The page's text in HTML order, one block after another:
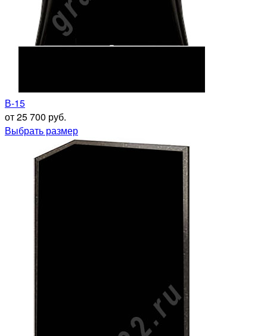
В-15
от 25 700 руб.
Выбрать размер